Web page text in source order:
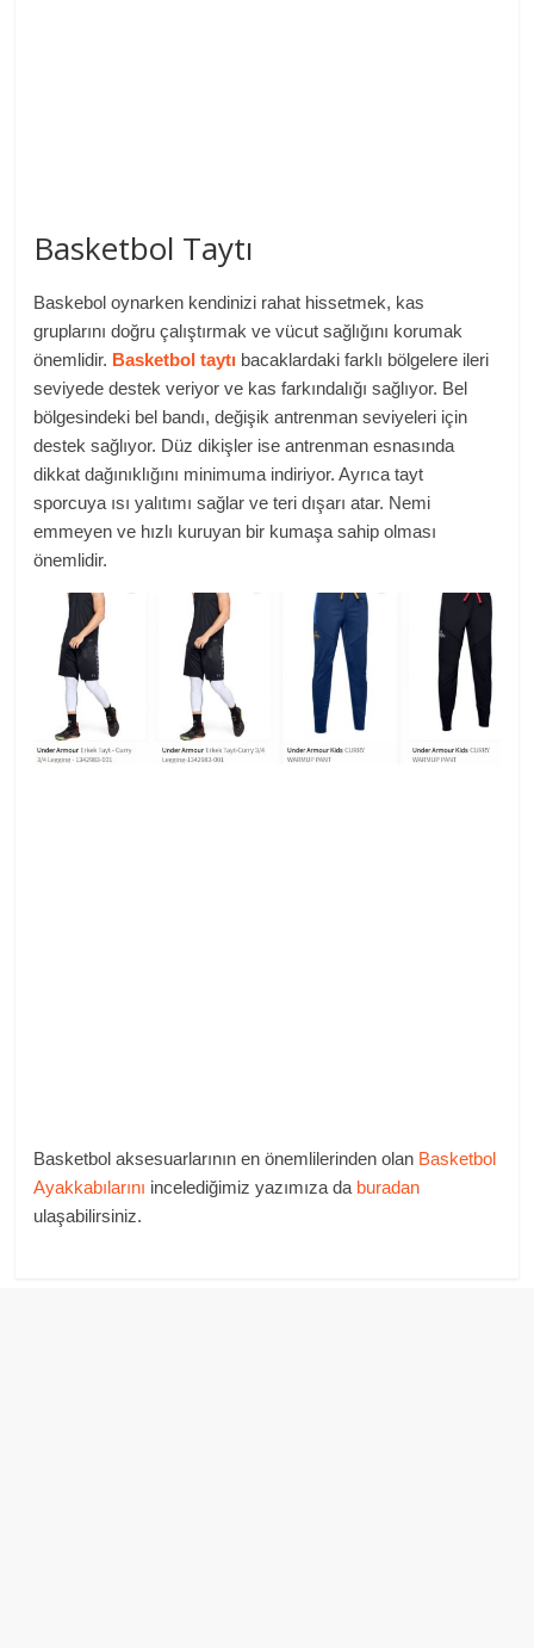
Basketbol Taytı
Baskebol oynarken kendinizi rahat hissetmek, kas
gruplarını doğru çalıştırmak ve vücut sağlığını korumak
önemlidir. Basketbol taytı bacaklardaki farklı bölgelere ileri
seviyede destek veriyor ve kas farkındalığı sağlıyor. Bel
bölgesindeki bel bandı, değişik antrenman seviyeleri için
destek sağlıyor. Düz dikişler ise antrenman esnasında
dikkat dağınıklığını minimuma indiriyor. Ayrıca tayt
sporcuya ısı yalıtımı sağlar ve teri dışarı atar. Nemi
emmeyen ve hızlı kuruyan bir kumaşa sahip olması
önemlidir.
Basketbol aksesuarlarının en önemlilerinden olan Basketbol
Ayakkabılarını incelediğimiz yazımıza da buradan
ulaşabilirsiniz.